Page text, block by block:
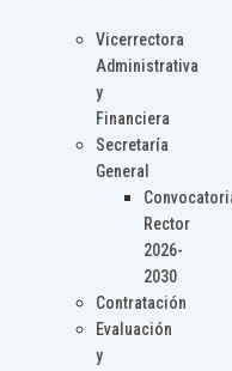
Vicerrectora
Administrativa
y
Financiera
Secretaría
General
Rector
2026-
2030
Contratación
Evaluación
y